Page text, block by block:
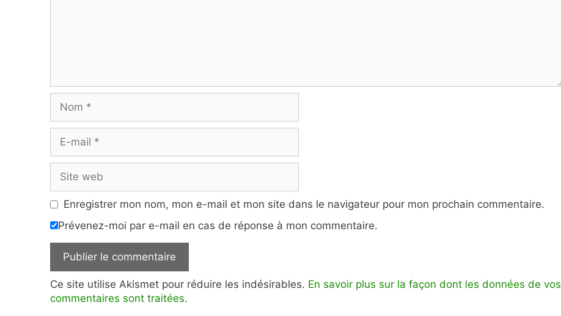
mail
web
Enregistrer mon nom, mon e-mail et mon site dans le navigateur pour mon prochain commentaire.
Prévenez-moi par e-mail en cas de réponse à mon commentaire.
Ce site utilise Akismet pour réduire les indésirables. En savoir plus sur la façon dont les données de vos
commentaires sont traitées.